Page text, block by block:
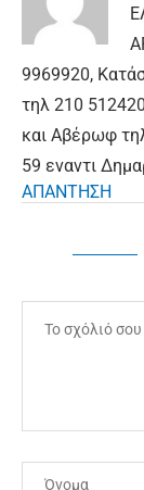
9969920,
τηλ 210
και Αβέρωφ
59 εναντι
ΑΠΑΝΤΗΣΗ